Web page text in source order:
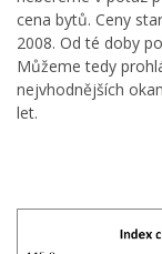
cena bytů. Ceny
2008. Od té doby
Můžeme tedy
nejvhodnějších
let.